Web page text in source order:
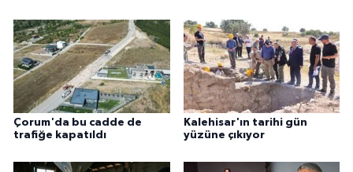
Çorum'da bu cadde de
trafiğe kapatıldı
Kalehisar'ın tarihi gün
yüzüne çıkıyor